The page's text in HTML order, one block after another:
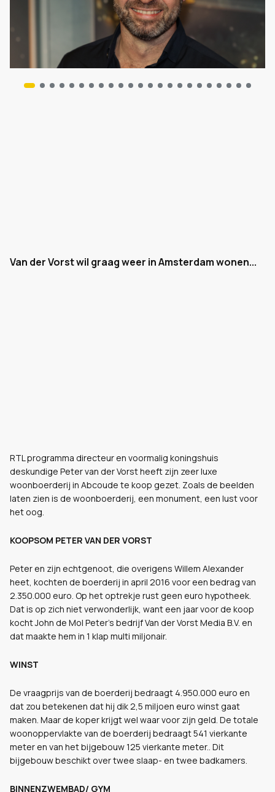
Van der Vorst wil graag weer in Amsterdam wonen...
RTL programma directeur en voormalig koningshuis
deskundige Peter van der Vorst heeft zijn zeer luxe
woonboerderij in Abcoude te koop gezet. Zoals de beelden
laten zien is de woonboerderij, een monument, een lust voor
het oog.
KOOPSOM PETER VAN DER VORST
Peter en zijn echtgenoot, die overigens Willem Alexander
heet, kochten de boerderij in april 2016 voor een bedrag van
2.350.000 euro. Op het optrekje rust geen euro hypotheek.
Dat is op zich niet verwonderlijk, want een jaar voor de koop
kocht John de Mol Peter's bedrijf Van der Vorst Media B.V. en
dat maakte hem in 1 klap multi miljonair.
WINST
De vraagprijs van de boerderij bedraagt 4.950.000 euro en
dat zou betekenen dat hij dik 2,5 miljoen euro winst gaat
maken. Maar de koper krijgt wel waar voor zijn geld. De totale
woonoppervlakte van de boerderij bedraagt 541 vierkante
meter en van het bijgebouw 125 vierkante meter.. Dit
bijgebouw beschikt over twee slaap- en twee badkamers.
BINNENZWEMBAD/ GYM